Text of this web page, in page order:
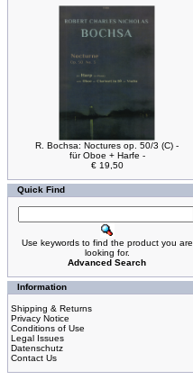
R. Bochsa: Noctures op. 50/3 (C) -
für Oboe + Harfe -
€ 19,50
Quick Find
Use keywords to find the product you are
looking for.
Advanced Search
Information
Shipping & Returns
Privacy Notice
Conditions of Use
Legal Issues
Datenschutz
Contact Us